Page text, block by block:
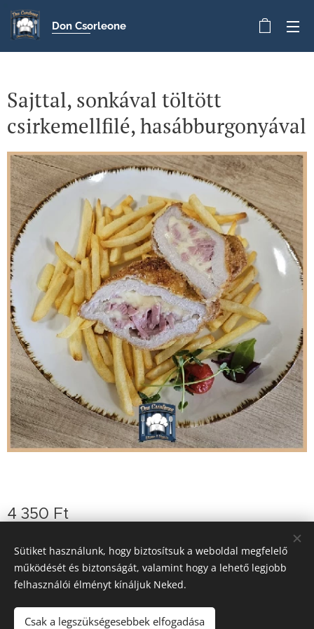
Don Csorleone
Sajttal, sonkával töltött
csirkemellfilé, hasábburgonyával
4 350Ft
© 2023 Minden jog fenntartva
Vissza a főoldalra >>Kezdőlap
Sütiket használunk, hogy biztosítsuk a weboldal megfelelő
működését és biztonságát, valamint hogy a lehető legjobb
felhasználói élményt kínáljuk Neked.
Csak a legszükségesebbek elfogadása